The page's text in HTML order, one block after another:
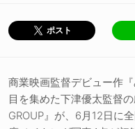
ポスト
商業映画監督デビュー作
目を集めた下津優太監督
GROUP』が、6月12日に